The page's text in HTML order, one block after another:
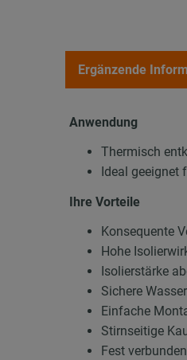
Ergänzende
Anwendung
Thermisch
Ideal geeignet
Ihre Vorteile
Konsequente
Hohe
Isolierstärke
Sichere
Einfache
Stirnseitige
Fest